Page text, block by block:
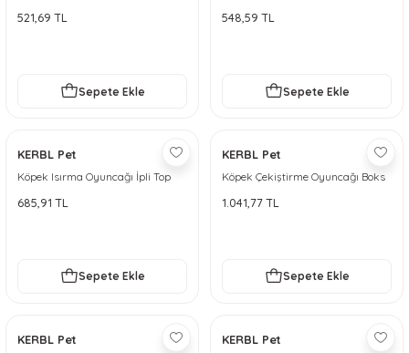
521,69 TL
Sepete Ekle
548,59 TL
Sepete Ekle
KERBL Pet
Köpek Isırma Oyuncağı İpli Top
685,91 TL
Sepete Ekle
KERBL Pet
Köpek Çekiştirme Oyuncağı Boks
1.041,77 TL
Sepete Ekle
KERBL Pet KERBL Pet